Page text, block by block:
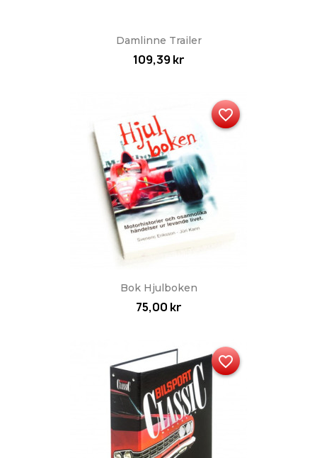
Damlinne Trailer
109,39 kr
Bok Hjulboken
75,00 kr
favorite_border
favorite_border